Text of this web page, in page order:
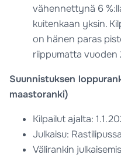
vähennettynä 6
kuitenkaan yksin.
on hänen paras
riippumatta vuoden
Suunnistuksen
maastoranki)
Kilpailut ajalta:
Julkaisu:
Välirankin